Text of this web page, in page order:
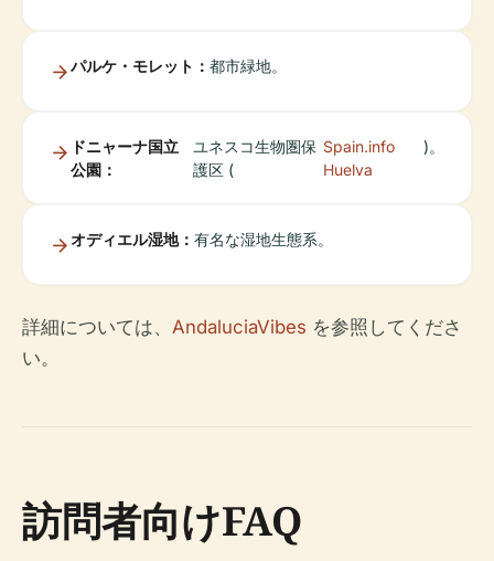
パルケ・モレット： 都市緑地。
ドニャーナ国立
公園：
ユネスコ生物圏保
護区 (
Spain.info
Huelva
)。
オディエル湿地： 有名な湿地生態系。
詳細については、 AndaluciaVibes を参照してくださ
い。
訪問者向けFAQ